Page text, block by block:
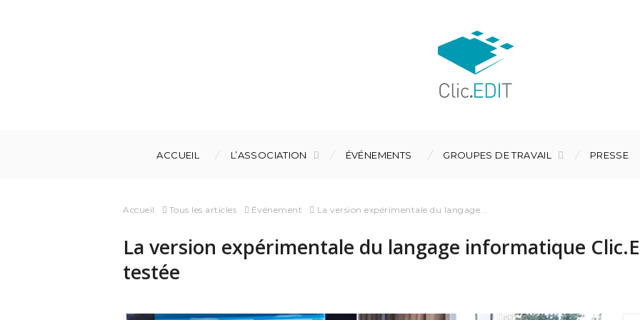
ACCUEIL L’ASSOCIATION ÉVÉNEMENTS GROUPES DE TRAVAIL PRESSE
Accueil Tous les articles Événement La version expérimentale du langage...
La version expérimentale du langage informatique
testée